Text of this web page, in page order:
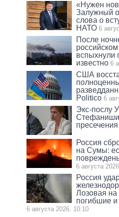
«Нужен
Залужный
слова о
НАТО 6
После
вспыхнули
известно 6
США
Politico 6
Экс-послу
пресечения
Россия
на Сумы:
6 августа
Россия
Лозовая на
погибшие
6 августа 2026, 10:10